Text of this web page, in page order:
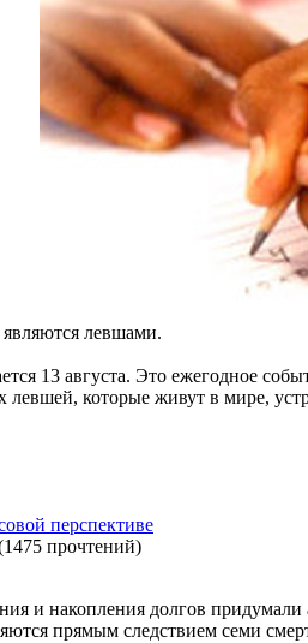
левшами.
13 августа. Это ежегодное
левшей, которые живут в мире,
перспективе
1475 прочтений)
и накопления долгов
прямым следствием семи